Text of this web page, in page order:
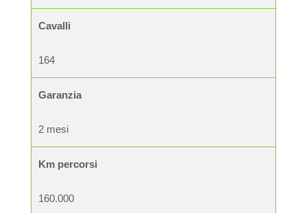
Cavalli
164
Garanzia
2 mesi
Km percorsi
160.000